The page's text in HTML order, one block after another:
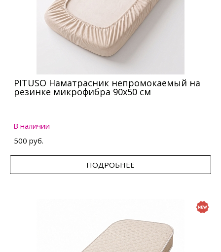
PITUSO Наматрасник непромокаемый на
резинке микрофибра 90х50 см
В наличии
500 руб.
ПОДРОБНЕЕ